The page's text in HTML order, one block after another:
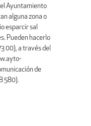
Ayuntamiento
alguna zona o
esparcir sal
Pueden hacerlo
00), a través del
de
580).